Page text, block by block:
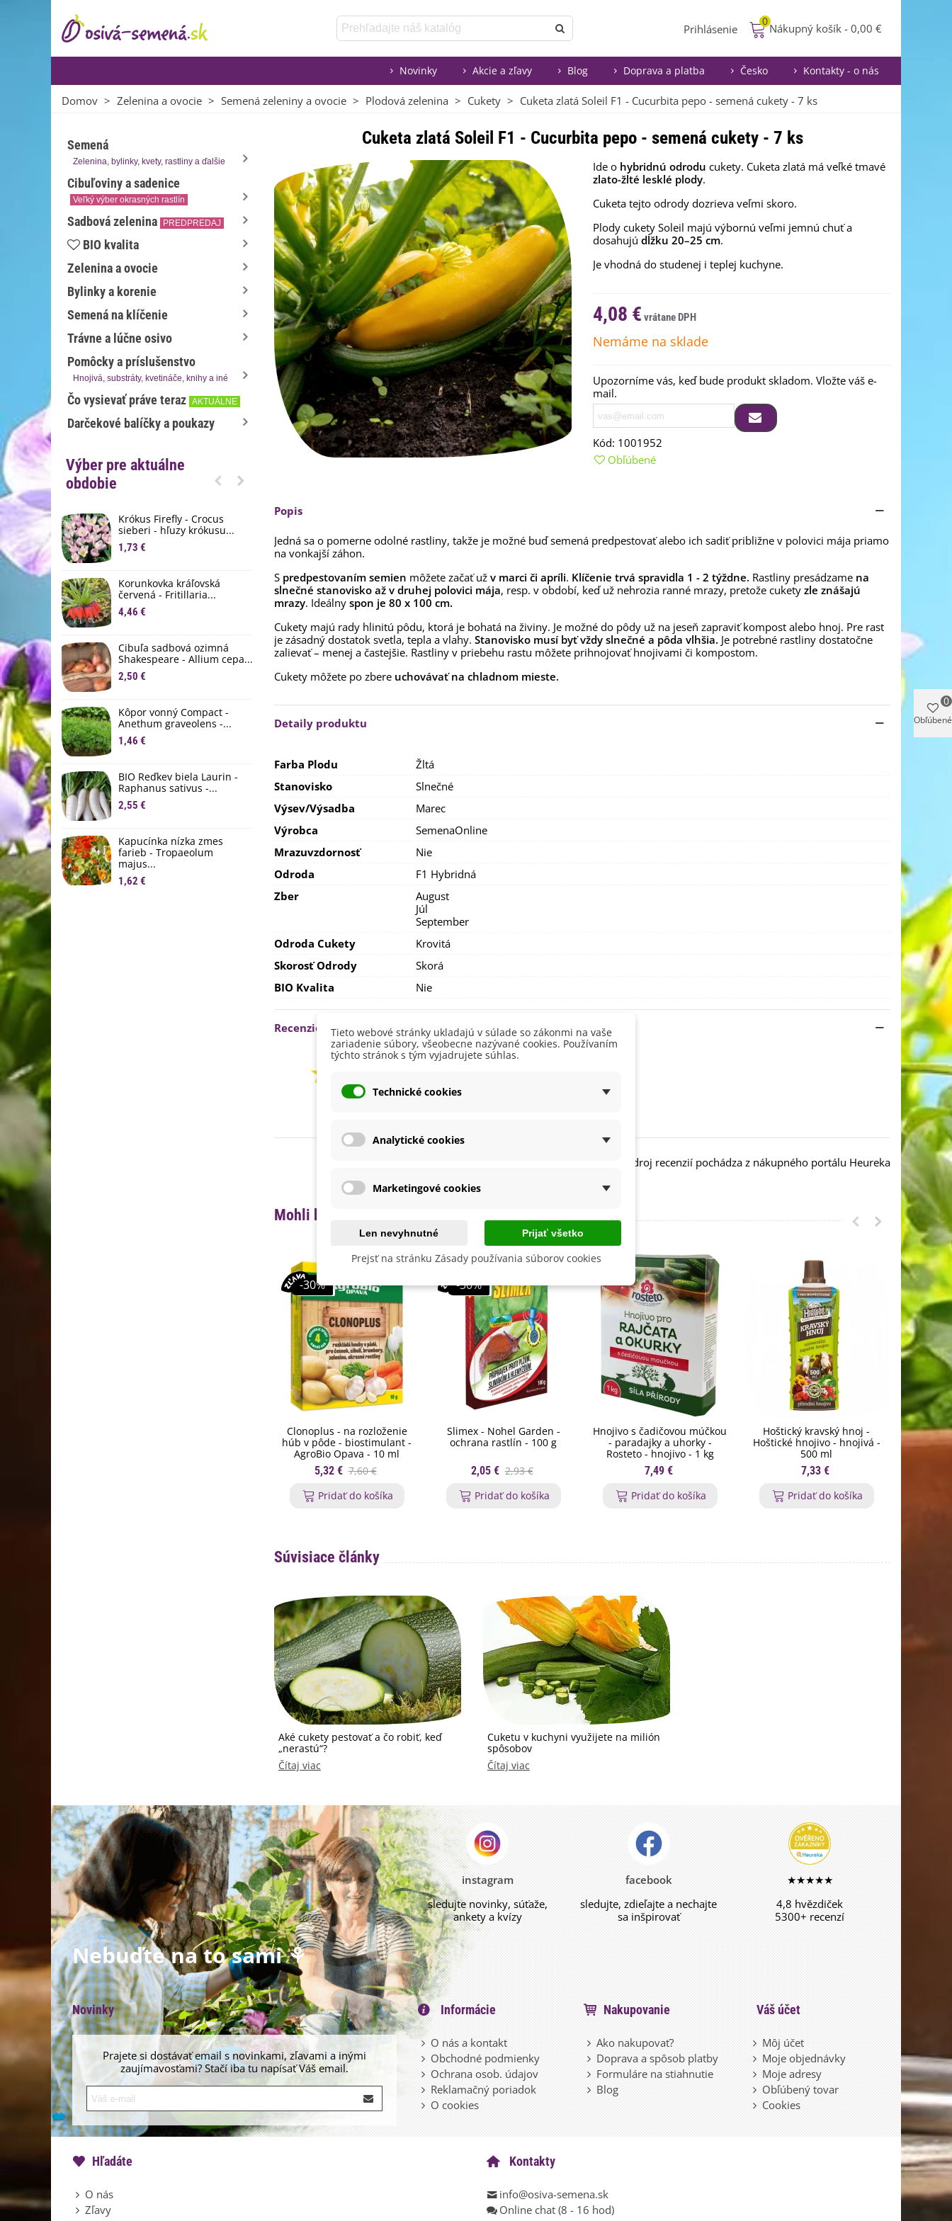
Prihlásenie
0
Nákupný košík - 0,00 €
Novinky Akcie a zľavy Blog Doprava a platba Česko Kontakty - o nás
Domov > Zelenina a ovocie > Semená zeleniny a ovocie > Plodová zelenina > Cukety > Cuketa zlatá Soleil F1 - Cucurbita pepo - semená cukety - 7 ks
Semená
Zelenina, bylinky, kvety, rastliny a ďalšie
Cibuľoviny a sadenice
Veľký výber okrasných rastlín
Sadbová zelenina PREDPREDAJ
BIO kvalita
Zelenina a ovocie
Bylinky a korenie
Semená na klíčenie
Trávne a lúčne osivo
Pomôcky a príslušenstvo
Hnojivá, substráty, kvetináče, knihy a iné
Čo vysievať práve teraz AKTUÁLNE
Darčekové balíčky a poukazy
Výber pre aktuálne
obdobie
Krókus Firefly - Crocus
sieberi - hľuzy krókusu...
1,73 €
Korunkovka kráľovská
červená - Fritillaria...
4,46 €
Cibuľa sadbová ozimná
Shakespeare - Allium cepa...
2,50 €
Kôpor vonný Compact -
Anethum graveolens -...
1,46 €
BIO Reďkev biela Laurin -
Raphanus sativus -...
2,55 €
Kapucínka nízka zmes
farieb - Tropaeolum
majus...
1,62 €
8,68 €
Kuchynské bylinky na malú
plochu - výsevný disk...
3,80 €
Mrkva neskorá Cidera -
Daucus carota - semená -...
1,53 €
Ľalia Canova - Lilium -
2,69 €
Eukalyptus Baby Blue -
Blahovičník - Eukalyptus...
Cuketa zlatá Soleil F1 - Cucurbita pepo - semená cukety - 7 ks
Ide o hybridnú odrodu cukety. Cuketa zlatá má veľké tmavé
zlato-žlté lesklé plody.
Cuketa tejto odrody dozrieva veľmi skoro.
Plody cukety Soleil majú výbornú veľmi jemnú chuť a
dosahujú dĺžku 20–25 cm.
Je vhodná do studenej i teplej kuchyne.
4,08 €
Nemáme na sklade
Upozorníme vás, keď bude produkt skladom. Vložte váš e-
mail.
Kód: 1001952
Obľúbené
Popis
Jedná sa o pomerne odolné rastliny, takže je možné buď semená predpestovať alebo ich sadiť približne v polovici mája priamo
na vonkajší záhon.
S predpestovaním semien môžete začať už v marci či apríli. Klíčenie trvá spravidla 1 - 2 týždne. Rastliny presádzame na
slnečné stanovisko až v druhej polovici mája, resp. v období, keď už nehrozia ranné mrazy, pretože cukety zle znášajú
mrazy. Ideálny spon je 80 x 100 cm.
Cukety majú rady hlinitú pôdu, ktorá je bohatá na živiny. Je možné do pôdy už na jeseň zapraviť kompost alebo hnoj. Pre rast
je zásadný dostatok svetla, tepla a vlahy. Stanovisko musí byť vždy slnečné a pôda vlhšia. Je potrebné rastliny dostatočne
zalievať – menej a častejšie. Rastliny v priebehu rastu môžete prihnojovať hnojivami či kompostom.
Cukety môžete po zbere uchovávať na chladnom mieste.
Detaily produktu
Farba Plodu
Žltá
Stanovisko
Slnečné
Výsev/výsadba
Marec
Výrobca
SemenaOnline
Mrazuvzdornosť
Nie
Odroda
F1 Hybridná
Zber
August
Júl
September
Odroda Cukety
Krovitá
Skorosť Odrody
Skorá
BIO Kvalita
Nie
Recenzie
Zdroj recenzií pochádza z nákupného portálu Heureka
Mohli byste ešte potrebovať
-30%
Clonoplus - na rozloženie
húb v pôde - biostimulant -
AgroBio Opava - 10 ml
5,32 € 7,60 €
Pridať do košíka
-30%
Slimex - Nohel Garden -
ochrana rastlín - 100 g
2,05 € 2,93 €
Pridať do košíka
Hnojivo s čadičovou múčkou
- paradajky a uhorky -
Rosteto - hnojivo - 1 kg
7,49 €
Pridať do košíka
Hoštický kravský hnoj -
Hoštické hnojivo - hnojivá -
500 ml
7,33 €
Pridať do košíka
Súvisiace články
Aké cukety pestovať a čo robiť, keď
„nerastú“?
Čítaj viac
Cuketu v kuchyni využijete na milión
spôsobov
Čítaj viac
Nebuďte na to sami ⚘
instagram
sledujte novinky, súťaže,
ankety a kvízy
facebook
sledujte, zdieľajte a nechajte
sa inšpirovať
★★★★★
4,8 hvězdiček
5300+ recenzí
Novinky
Prajete si dostávať email s novinkami, zľavami a inými
zaujímavosťami? Stačí iba tu napísať Váš email.
Informácie
O nás a kontakt
Obchodné podmienky
Ochrana osob. údajov
Reklamačný poriadok
O cookies
Nakupovanie
Ako nakupovať?
Doprava a spôsob platby
Formuláre na stiahnutie
Blog
Váš účet
Môj účet
Moje objednávky
Moje adresy
Obľúbený tovar
Cookies
Hľadáte
O nás
Zľavy
Kontakty
info@osiva-semena.sk
Online chat (8 - 16 hod)
Obľúbené
0
Tieto webové stránky ukladajú v súlade so zákonmi na vaše
zariadenie súbory, všeobecne nazývané cookies. Používaním
týchto stránok s tým vyjadrujete súhlas.
Technické cookies
Analytické cookies
Marketingové cookies
Len nevyhnutné Prijať všetko
Prejsť na stránku Zásady používania súborov cookies